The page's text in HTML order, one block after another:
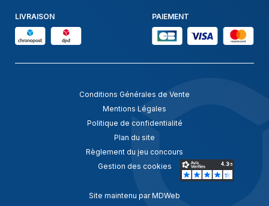
LIVRAISON PAIEMENT
Conditions Générales de Vente
Mentions Légales
Politique de confidentialité
Plan du site
Règlement du jeu concours
Gestion des cookies
Site maintenu par MDWeb